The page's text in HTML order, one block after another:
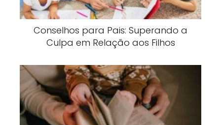
Conselhos para Pais: Superando a
Culpa em Relação aos Filhos